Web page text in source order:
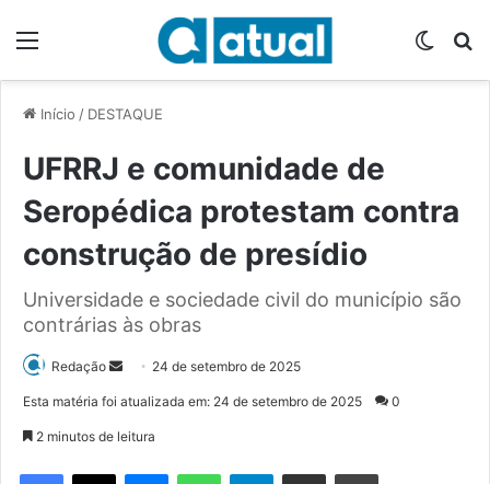
Início / DESTAQUE
UFRRJ e comunidade de
Seropédica protestam contra
construção de presídio
Universidade e sociedade civil do município são
contrárias às obras
Redação
d
e
24 de setembro de 2025
Esta matéria foi atualizada em: 24 de setembro de 2025 0
2 minutos de leitura
Telegram